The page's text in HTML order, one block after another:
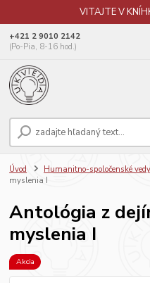
VITAJTE V
+421 2 9010 2142
(Po-Pia, 8-16 hod.)
Úvod Humanitno-spoločenské vedy
myslenia I
Antológia z
myslenia I
Akcia